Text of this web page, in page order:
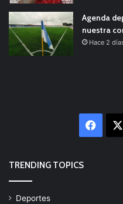
Agenda
nuestra
Hace 2
TRENDING TOPICS
Deportes